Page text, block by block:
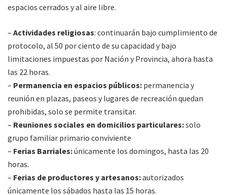
espacios cerrados y al aire libre.
– Actividades religiosas: continuarán bajo cumplimiento de
protocolo, al 50 por ciento de su capacidad y bajo
limitaciones impuestas por Nación y Provincia, ahora hasta
las 22 horas.
– Permanencia en espacios públicos: permanencia y
reunión en plazas, paseos y lugares de recreación quedan
prohibidas, solo se permite transitar.
– Reuniones sociales en domicilios particulares:solo
grupo familiar primario conviviente
– Ferias Barriales:únicamente los domingos, hasta las 20
horas.
– Ferias de productores y artesanos:autorizados
únicamente los sábados hasta las 15 horas.